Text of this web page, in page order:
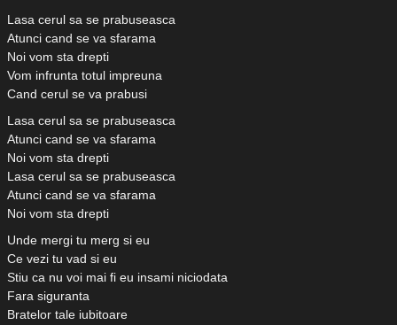
Lasa cerul sa se prabuseasca
Atunci cand se va sfarama
Noi vom sta drepti
Vom infrunta totul impreuna
Cand cerul se va prabusi
Lasa cerul sa se prabuseasca
Atunci cand se va sfarama
Noi vom sta drepti
Lasa cerul sa se prabuseasca
Atunci cand se va sfarama
Noi vom sta drepti
Unde mergi tu merg si eu
Ce vezi tu vad si eu
Stiu ca nu voi mai fi eu insami niciodata
Fara siguranta
Bratelor tale iubitoare